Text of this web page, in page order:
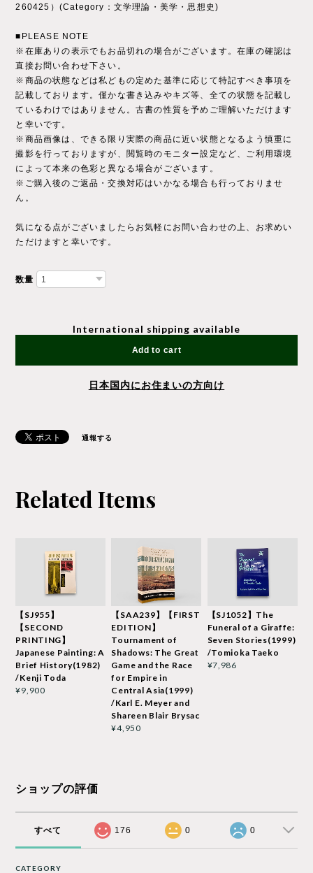
260425）(Category：文学理論・美学・思想史)
■PLEASE NOTE
※在庫ありの表示でもお品切れの場合がございます。在庫の確認は
直接お問い合わせ下さい。
※商品の状態などは私どもの定めた基準に応じて特記すべき事項を
記載しております。僅かな書き込みやキズ等、全ての状態を記載し
ているわけではありません。古書の性質を予めご理解いただけます
と幸いです。
※商品画像は、できる限り実際の商品に近い状態となるよう慎重に
撮影を行っておりますが、閲覧時のモニター設定など、ご利用環境
によって本来の色彩と異なる場合がございます。
※ご購入後のご返品・交換対応はいかなる場合も行っておりませ
ん。
気になる点がございましたらお気軽にお問い合わせの上、お求めい
ただけますと幸いです。
数量
International shipping available
Add to cart
日本国内にお住まいの方向け
通報する
Related Items
【SJ955】
【SECOND
PRINTING】
Japanese Painting: A
Brief History(1982)
/Kenji Toda
¥9,900
【SAA239】【FIRST
EDITION】
Tournament of
Shadows: The Great
Game and the Race
for Empire in
Central Asia(1999)
/Karl E. Meyer and
Shareen Blair Brysac
¥4,950
【SJ1052】The
Funeral of a Giraffe:
Seven Stories(1999)
/Tomioka Taeko
¥7,986
ショップの評価
すべて 176 0 0
CATEGORY